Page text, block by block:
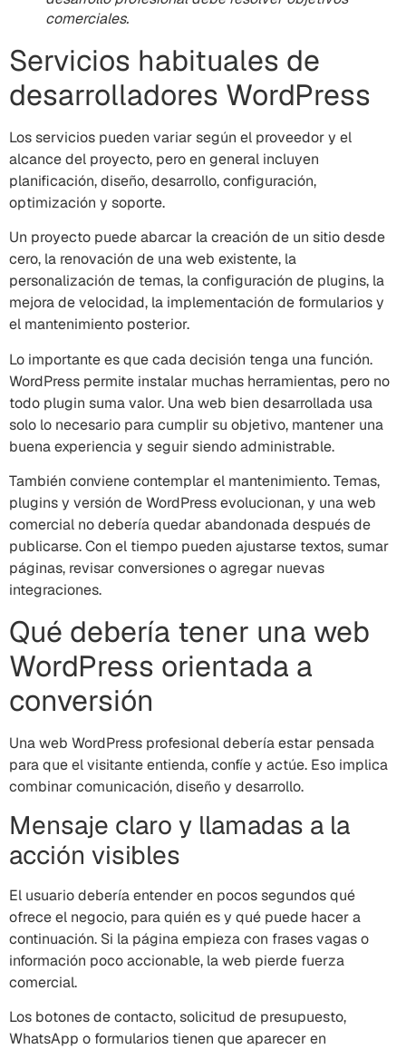
comerciales.
Servicios habituales de
desarrolladores WordPress
Los servicios pueden variar según el proveedor y el
alcance del proyecto, pero en general incluyen
planificación, diseño, desarrollo, configuración,
optimización y soporte.
Un proyecto puede abarcar la creación de un sitio desde
cero, la renovación de una web existente, la
personalización de temas, la configuración de plugins, la
mejora de velocidad, la implementación de formularios y
el mantenimiento posterior.
Lo importante es que cada decisión tenga una función.
WordPress permite instalar muchas herramientas, pero no
todo plugin suma valor. Una web bien desarrollada usa
solo lo necesario para cumplir su objetivo, mantener una
buena experiencia y seguir siendo administrable.
También conviene contemplar el mantenimiento. Temas,
plugins y versión de WordPress evolucionan, y una web
comercial no debería quedar abandonada después de
publicarse. Con el tiempo pueden ajustarse textos, sumar
páginas, revisar conversiones o agregar nuevas
integraciones.
Qué debería tener una web
WordPress orientada a
conversión
Una web WordPress profesional debería estar pensada
para que el visitante entienda, confíe y actúe. Eso implica
combinar comunicación, diseño y desarrollo.
Mensaje claro y llamadas a la
acción visibles
El usuario debería entender en pocos segundos qué
ofrece el negocio, para quién es y qué puede hacer a
continuación. Si la página empieza con frases vagas o
información poco accionable, la web pierde fuerza
comercial.
Los botones de contacto, solicitud de presupuesto,
WhatsApp o formularios tienen que aparecer en